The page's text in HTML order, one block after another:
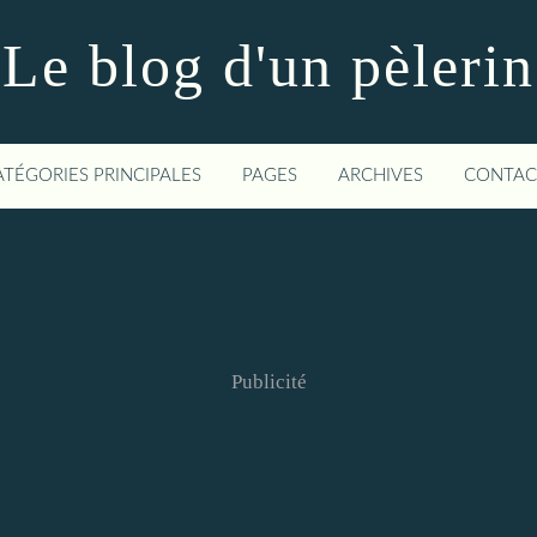
Le blog d'un pèlerin
PRINCIPALES PAGES ARCHIVES
Publicité